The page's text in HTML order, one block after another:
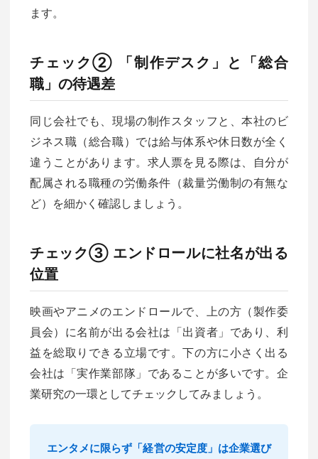
ます。
チェック② 「制作デスク」と「総合
職」の待遇差
同じ会社でも、現場の制作スタッフと、本社のビ
ジネス職（総合職）では給与体系や休日数が全く
違うことがあります。求人票を見る際は、自分が
配属される職種の労働条件（裁量労働制の有無な
ど）を細かく確認しましょう。
チェック③ エンドロールに社名が出る
位置
映画やアニメのエンドロールで、上の方（製作委
員会）に名前が出る会社は「出資者」であり、利
益を総取りできる立場です。下の方に小さく出る
会社は「実作業部隊」であることが多いです。企
業研究の一環としてチェックしてみましょう。
エンタメに限らず「経営の安定度」は企業選び